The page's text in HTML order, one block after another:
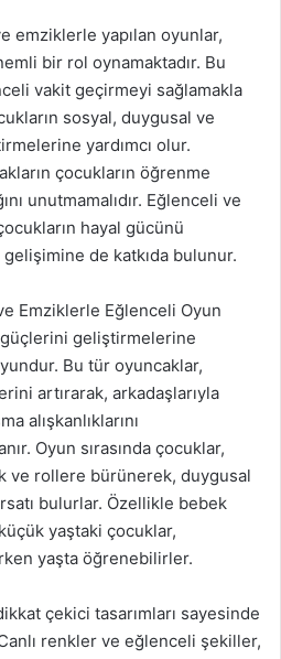
emziklerle yapılan oyunlar,
bir rol oynamaktadır. Bu
vakit geçirmeyi sağlamakla
sosyal, duygusal ve
yardımcı olur.
çocukların öğrenme
unutmamalıdır. Eğlenceli ve
hayal gücünü
de katkıda bulunur.
Emziklerle Eğlenceli Oyun
güçlerini geliştirmelerine
Bu tür oyuncaklar,
artırarak, arkadaşlarıyla
alışkanlıklarını
Oyun sırasında çocuklar,
ve rollere bürünerek, duygusal
bulurlar. Özellikle bebek
yaştaki çocuklar,
yaşta öğrenebilirler.
çekici tasarımları sayesinde
renkler ve eğlenceli şekiller,